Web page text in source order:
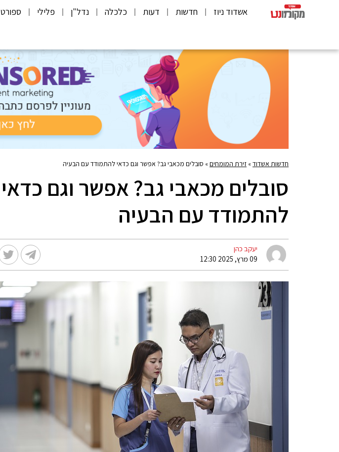
אשדוד ניוז חדשות דעות כלכלה נדל"ן פלילי ספורט
חדשות אשדוד» זירת המומחים» סובלים מכאבי גב? אפשר וגם כדאי להתמודד עם הבעיה
סובלים מכאבי גב? אפשר וגם כדאי
להתמודד עם הבעיה
יעקב כהן
09 מרץ, 2025 12:30